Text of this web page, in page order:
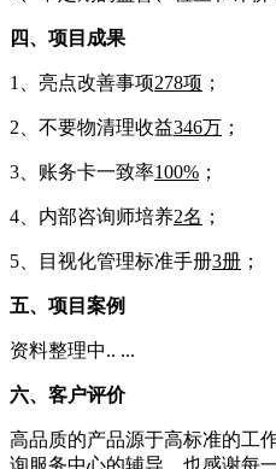
四、项目成果
1、亮点改善事项278项 ；
2、不要物清理收益346万 ；
3、账务卡一致率100% ；
4、内部咨询师培养2名 ；
5、目视化管理标准手册3册 ；
五、项目案例
资料整理中.. ...
六、客户评价
高品质的产品源于高标准的工
询服务中心的辅导，也感谢每